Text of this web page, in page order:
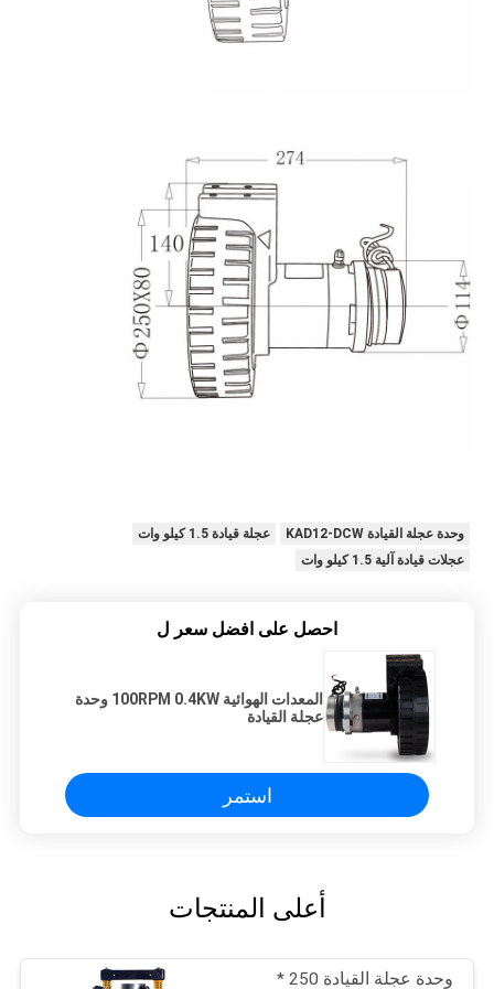
وحدة عجلة القيادة KAD12-DCW
عجلة قيادة 1.5 كيلو وات
عجلات قيادة آلية 1.5 كيلو وات
احصل على افضل سعر ل
المعدات الهوائية 100RPM 0.4KW وحدة
عجلة القيادة
استمر
أعلى المنتجات
وحدة عجلة القيادة 250 *